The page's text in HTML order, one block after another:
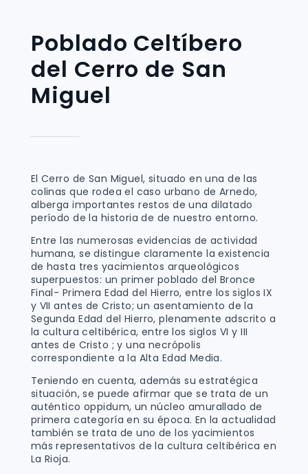
Poblado Celtíbero
del Cerro de San
Miguel
El Cerro de San Miguel, situado en una de las
colinas que rodea el caso urbano de Arnedo,
alberga importantes restos de una dilatado
período de la historia de de nuestro entorno.
Entre las numerosas evidencias de actividad
humana, se distingue claramente la existencia
de hasta tres yacimientos arqueológicos
superpuestos: un primer poblado del Bronce
Final- Primera Edad del Hierro, entre los siglos IX
y VII antes de Cristo; un asentamiento de la
Segunda Edad del Hierro, plenamente adscrito a
la cultura celtibérica, entre los siglos VI y III
antes de Cristo ; y una necrópolis
correspondiente a la Alta Edad Media.
Teniendo en cuenta, además su estratégica
situación, se puede afirmar que se trata de un
auténtico oppidum, un núcleo amurallado de
primera categoría en su época. En la actualidad
también se trata de uno de los yacimientos
más representativos de la cultura celtibérica en
La Rioja.